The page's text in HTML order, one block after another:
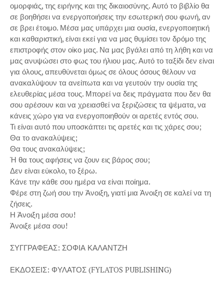
ομορφιάς, της ειρήνης και της δικαιοσύνης. Αυτό το βιβλίο θα
σε βοηθήσει να ενεργοποιήσεις την εσωτερική σου φωνή, αν
σε βρει έτοιμο. Μέσα μας υπάρχει μια ουσία, ενεργοποιητική
και καθαριστική, είναι εκεί για να μας θυμίσει τον δρόμο της
επιστροφής στον οίκο μας. Να μας βγάλει από τη λήθη και να
μας ανυψώσει στο φως του ήλιου μας. Αυτό το ταξίδι δεν είναι
για όλους, απευθύνεται όμως σε όλους όσους θέλουν να
ανακαλύψουν τα ανείπωτα και να γευτούν την ουσία της
ελευθερίας μέσα τους. Μπορεί να δεις πράγματα που δεν θα
σου αρέσουν και να χρειασθεί να ξεριζώσεις τα ψέματα, να
κάνεις χώρο για να ενεργοποιηθούν οι αρετές εντός σου.
Τι είναι αυτό που υποσκάπτει τις αρετές και τις χάρες σου;
Θα το ανακαλύψεις;
Θα τους ανακαλύψεις;
Ή θα τους αφήσεις να ζουν εις βάρος σου;
Δεν είναι εύκολο, το ξέρω.
Κάνε την κάθε σου ημέρα να είναι ποίημα.
Φέρε στη ζωή σου την Άνοιξη, γιατί μια Άνοιξη σε καλεί να τη
ζήσεις.
Η Άνοιξη μέσα σου!
Άνοιξε μέσα σου!
ΣΥΓΓΡΑΦΕΑΣ: ΣΟΦΙΑ ΚΑΛΑΝΤΖΗ
ΕΚΔΟΣΕΙΣ: ΦΥΛΑΤΟΣ (FYLATOS PUBLISHING)